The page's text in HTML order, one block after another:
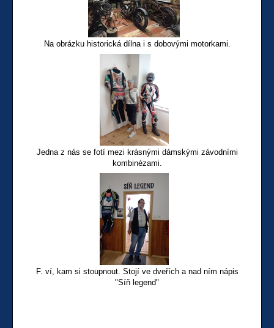
Na obrázku historická dílna i s dobovými motorkami.
Jedna z nás se fotí mezi krásnými dámskými závodními
kombinézami.
F. ví, kam si stoupnout. Stojí ve dveřích a nad ním nápis
"Síň legend"